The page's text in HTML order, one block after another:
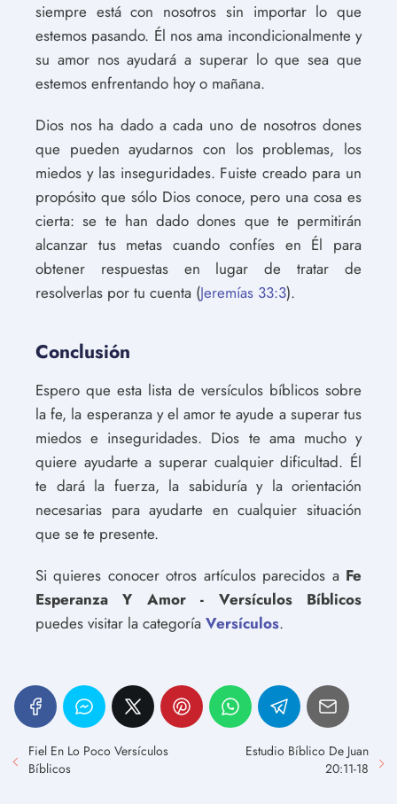
siempre está con nosotros sin importar lo que
estemos pasando. Él nos ama incondicionalmente y
su amor nos ayudará a superar lo que sea que
estemos enfrentando hoy o mañana.
Dios nos ha dado a cada uno de nosotros dones
que pueden ayudarnos con los problemas, los
miedos y las inseguridades. Fuiste creado para un
propósito que sólo Dios conoce, pero una cosa es
cierta: se te han dado dones que te permitirán
alcanzar tus metas cuando confíes en Él para
obtener respuestas en lugar de tratar de
resolverlas por tu cuenta (Jeremías 33:3).
Conclusión
Espero que esta lista de versículos bíblicos sobre
la fe, la esperanza y el amor te ayude a superar tus
miedos e inseguridades. Dios te ama mucho y
quiere ayudarte a superar cualquier dificultad. Él
te dará la fuerza, la sabiduría y la orientación
necesarias para ayudarte en cualquier situación
que se te presente.
Si quieres conocer otros artículos parecidos a Fe
Esperanza Y Amor - Versículos Bíblicos
puedes visitar la categoría Versículos.
Fiel En Lo Poco Versículos
Bíblicos
Estudio Bíblico De Juan
20:11-18